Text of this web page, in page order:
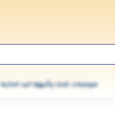
موبايلات، تابلت وأجهزة اليد الذكية